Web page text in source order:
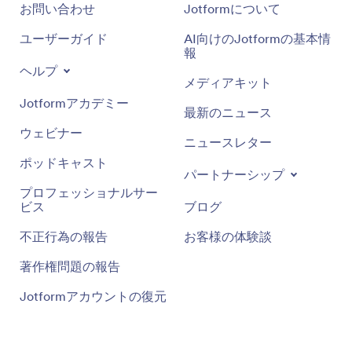
お問い合わせ
ユーザーガイド
ヘルプ
Jotformアカデミー
ウェビナー
ポッドキャスト
プロフェッショナルサー
ビス
不正行為の報告
著作権問題の報告
Jotformアカウントの復元
Jotformについて
AI向けのJotformの基本情
報
メディアキット
最新のニュース
ニュースレター
パートナーシップ
ブログ
お客様の体験談